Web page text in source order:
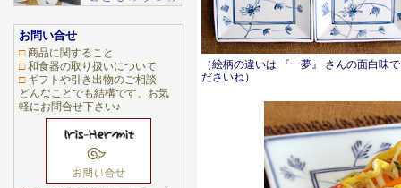
（絵柄の違いは 『一夢』 さんの面白味
ださいね）
お問い合せ
□商品に関すること
□和食器の取り扱いについて
□ギフトや引き出物のご相談
どんなことでも結構です、お気
軽にお問合せ下さい♪